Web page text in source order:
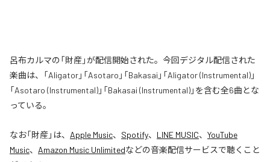
呂布カルマの「財産」が配信開始された。今回デジタル配信された
楽曲は、「Aligator」「Asotaro」「Bakasai」「Aligator (Instrumental)」
「Asotaro (Instrumental)」「Bakasai (Instrumental)」を含む全6曲とな
っている。
なお「財産」は、 Apple Music、 Spotify、 LINE MUSIC、 YouTube
Music、 Amazon Music Unlimitedなどの音楽配信サービスで聴くこと